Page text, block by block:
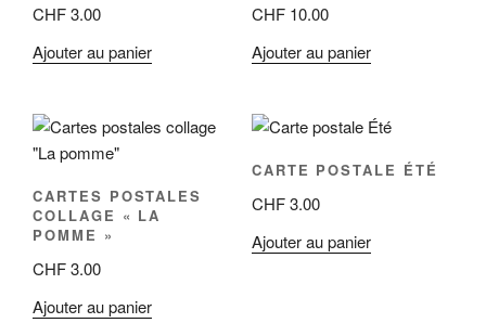
CHF3.00
Ajouter au panier
CHF10.00
Ajouter au panier
CARTES POSTALES
COLLAGE « LA
POMME »
CHF3.00
Ajouter au panier
CARTE POSTALE ÉTÉ
CHF3.00
Ajouter au panier